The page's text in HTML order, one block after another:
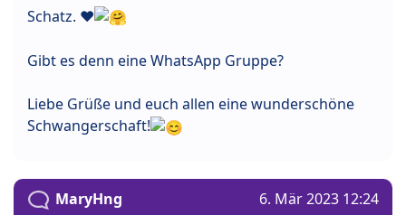
Schatz. ❤
Gibt es denn eine WhatsApp Gruppe?
Liebe Grüße und euch allen eine wunderschöne
Schwangerschaft!
MaryHng 6. Mär 2023 12:24